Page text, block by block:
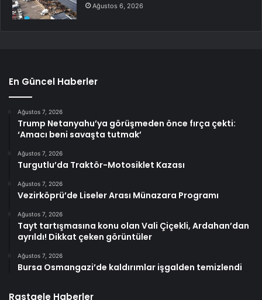
Ağustos 6, 2026
En Güncel Haberler
Ağustos 7, 2026
Trump Netanyahu’ya görüşmeden önce fırça çekti:
‘Amacı beni savaşta tutmak’
Ağustos 7, 2026
Turgutlu’da Traktör-Motosiklet Kazası
Ağustos 7, 2026
Vezirköprü’de Liseler Arası Münazara Programı
Ağustos 7, 2026
Tayt tartışmasına konu olan Vali Çiçekli, Ardahan’dan
ayrıldı! Dikkat çeken görüntüler
Ağustos 7, 2026
Bursa Osmangazi’de kaldırımlar işgalden temizlendi
Rastgele Haberler